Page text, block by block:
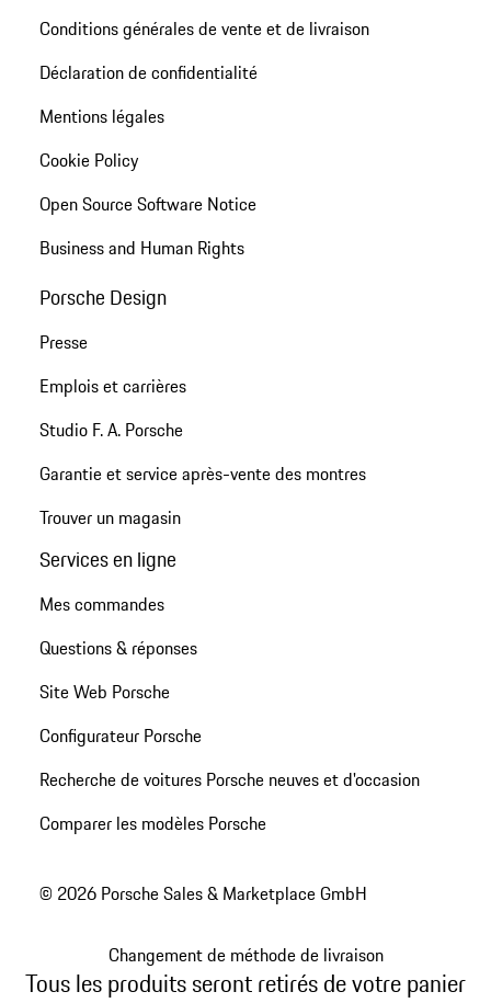
Conditions générales de vente et de livraison
Déclaration de confidentialité
Mentions légales
Cookie Policy
Open Source Software Notice
Business and Human Rights
Porsche Design
Presse
Emplois et carrières
Studio F. A. Porsche
Garantie et service après-vente des montres
Trouver un magasin
Services en ligne
Mes commandes
Questions & réponses
Site Web Porsche
Configurateur Porsche
Recherche de voitures Porsche neuves et d'occasion
Comparer les modèles Porsche
© 2026 Porsche Sales & Marketplace GmbH
Changement de méthode de livraison
Tous les produits seront retirés de votre panier